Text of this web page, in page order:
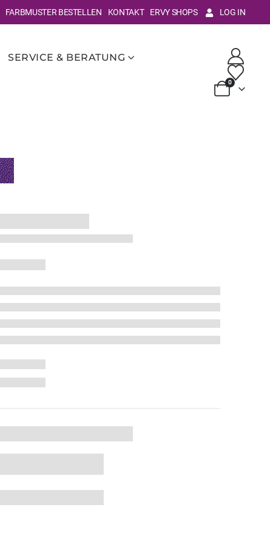
FARBMUSTER BESTELLEN KONTAKT ERVY SHOPS LOG IN
SERVICE & BERATUNG
0